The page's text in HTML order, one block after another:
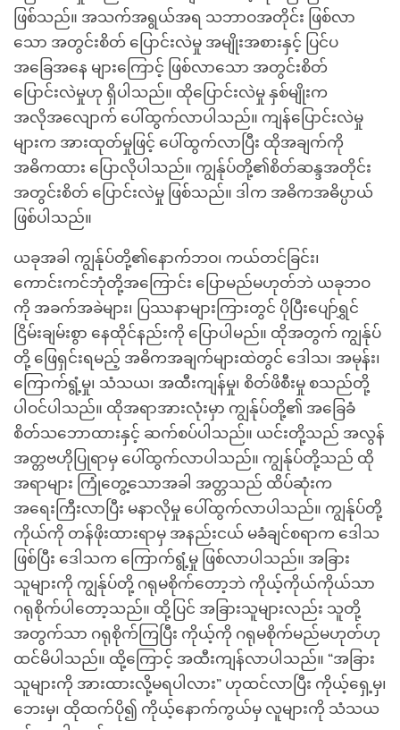
ဖြစ်သည်။ အသက်အရွယ်အရ သဘာဝအတိုင်း ဖြစ်လာ
သော အတွင်းစိတ် ပြောင်းလဲမှု အမျိုးအစားနှင့် ပြင်ပ
အခြေအနေ များကြောင့် ဖြစ်လာသော အတွင်းစိတ်
ပြောင်းလဲမှုဟု ရှိပါသည်။ ထိုပြောင်းလဲမှု နှစ်မျိုးက
အလိုအလျောက် ပေါ်ထွက်လာပါသည်။ ကျန်ပြောင်းလဲမှု
များက အားထုတ်မှုဖြင့် ပေါ်ထွက်လာပြီး ထိုအချက်ကို
အဓိကထား ပြောလိုပါသည်။ ကျွန်ုပ်တို့၏စိတ်ဆန္ဒအတိုင်း
အတွင်းစိတ် ပြောင်းလဲမှု ဖြစ်သည်။ ဒါက အဓိကအဓိပ္ပာယ်
ဖြစ်ပါသည်။
ယခုအခါ ကျွန်ုပ်တို့၏နောက်ဘဝ၊ ကယ်တင်ခြင်း၊
ကောင်းကင်ဘုံတို့အကြောင်း ပြောမည်မဟုတ်ဘဲ ယခုဘဝ
ကို အခက်အခဲများ၊ ပြဿနာများကြားတွင် ပိုပြီးပျော်ရွှင်
ငြိမ်းချမ်းစွာ နေထိုင်နည်းကို ပြောပါမည်။ ထိုအတွက် ကျွန်ုပ်
တို့ ဖြေရှင်းရမည့် အဓိကအချက်များထဲတွင် ဒေါသ၊ အမုန်း၊
ကြောက်ရွံ့မှု၊ သံသယ၊ အထီးကျန်မှု၊ စိတ်ဖိစီးမှု စသည်တို့
ပါဝင်ပါသည်။ ထိုအရာအားလုံးမှာ ကျွန်ုပ်တို့၏ အခြေခံ
စိတ်သဘောထားနှင့် ဆက်စပ်ပါသည်။ ယင်းတို့သည် အလွန်
အတ္တဗဟိုပြုရာမှ ပေါ်ထွက်လာပါသည်။ ကျွန်ုပ်တို့သည် ထို
အရာများ ကြုံတွေ့သောအခါ အတ္တသည် ထိပ်ဆုံးက
အရေးကြီးလာပြီး မနာလိုမှု ပေါ်ထွက်လာပါသည်။ ကျွန်ုပ်တို့
ကိုယ်ကို တန်ဖိုးထားရာမှ အနည်းငယ် မခံချင်စရာက ဒေါသ
ဖြစ်ပြီး ဒေါသက ကြောက်ရွံ့မှု ဖြစ်လာပါသည်။ အခြား
သူများကို ကျွန်ုပ်တို့ ဂရုမစိုက်တော့ဘဲ ကိုယ့်ကိုယ်ကိုယ်သာ
ဂရုစိုက်ပါတော့သည်။ ထို့ပြင် အခြားသူများလည်း သူတို့
အတွက်သာ ဂရုစိုက်ကြပြီး ကိုယ့်ကို ဂရုမစိုက်မည်မဟုတ်ဟု
ထင်မိပါသည်။ ထို့ကြောင့် အထီးကျန်လာပါသည်။ “အခြား
သူများကို အားထားလို့မရပါလား” ဟုထင်လာပြီး ကိုယ့်ရှေ့မှ၊
ဘေးမှ၊ ထိုထက်ပို၍ ကိုယ့်နောက်ကွယ်မှ လူများကို သံသယ